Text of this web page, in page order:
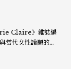
當代女性議題的深